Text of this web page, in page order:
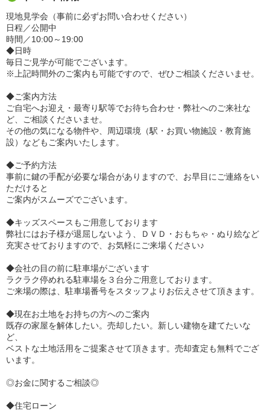
現地見学会（事前に必ずお問い合わせください）
日程／公開中
時間／10:00～19:00
◆日時
毎日ご見学が可能でございます。
※上記時間外のご案内も可能ですので、ぜひご相談くださいませ。
◆ご案内方法
ご自宅へお迎え・最寄り駅等でお待ち合わせ・弊社へのご来社な
ど、ご相談くださいませ。
その他の気になる物件や、周辺環境（駅・お買い物施設・教育施
設）などもご案内いたします。
◆ご予約方法
事前に鍵の手配が必要な場合がありますので、お早目にご連絡をい
ただけると
ご案内がスムーズでございます。
◆キッズスペースもご用意しております
弊社にはお子様が退屈しないよう、ＤＶＤ・おもちゃ・ぬり絵など
充実させておりますので、お気軽にご来場ください♪
◆会社の目の前に駐車場がございます
ラクラク停めれる駐車場を３台分ご用意しております。
ご来場の際は、駐車場番号をスタッフよりお伝えさせて頂きます。
◆現在お土地をお持ちの方へのご案内
既存の家屋を解体したい。売却したい。新しい建物を建てたいな
ど、
ベストな土地活用をご提案させて頂きます。売却査定も無料でござ
います。
◎お金に関するご相談◎
◆住宅ローン